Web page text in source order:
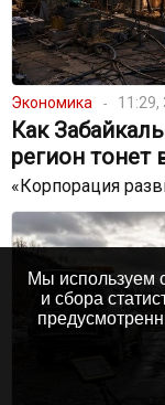
Экономика 11:29,
Как
регион тонет
«Корпорация
Мы используем
и сбора